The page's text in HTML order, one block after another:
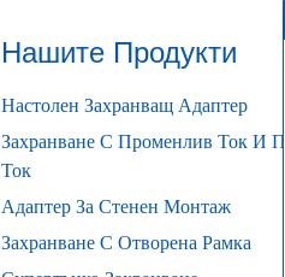
Нашите Продукти
Настолен Захранващ Адаптер
Захранване С Променлив Ток И
Ток
Адаптер За Стенен Монтаж
Захранване С Отворена Рамка